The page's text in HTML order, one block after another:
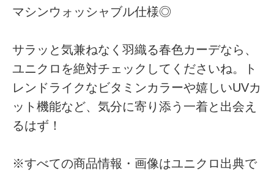
マシンウォッシャブル仕様◎
サラッと気兼ねなく羽織る春色カーデなら、
ユニクロを絶対チェックしてくださいね。ト
レンドライクなビタミンカラーや嬉しいUVカ
ット機能など、気分に寄り添う一着と出会え
るはず！
※すべての商品情報・画像はユニクロ出典で